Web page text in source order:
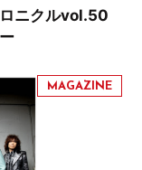
ニクルvol.50